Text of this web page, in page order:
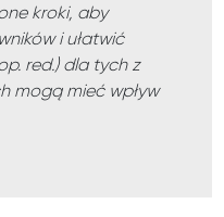
kroki, aby
i ułatwić
red.) dla tych z
mogą mieć wpływ